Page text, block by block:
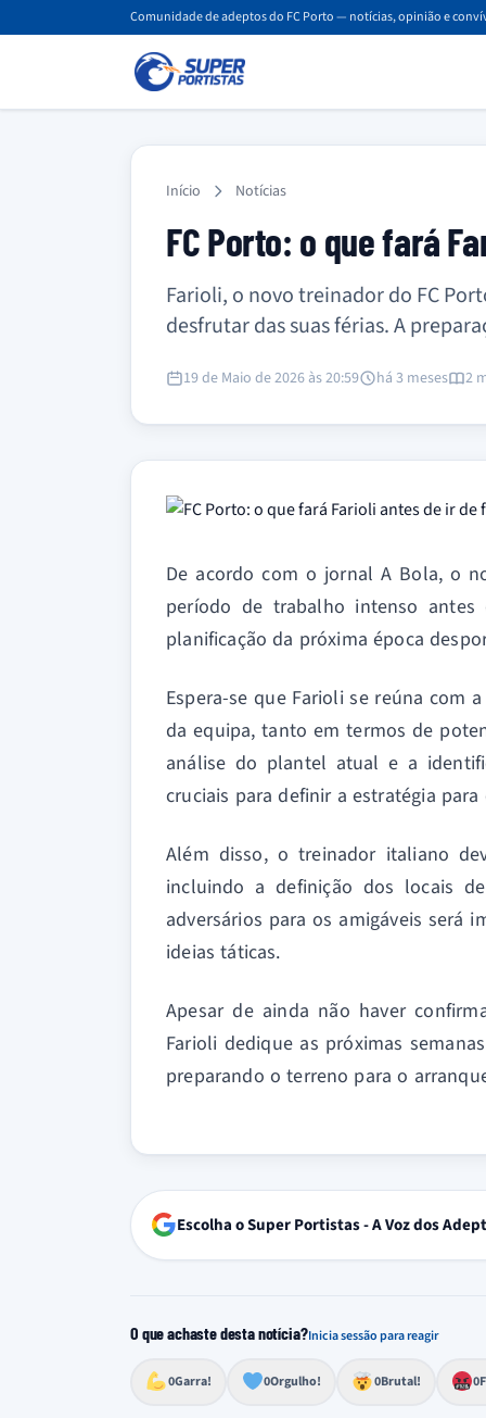
Comunidade de adeptos do FC Porto — notícias, opinião e
Início Notícias
FC Porto: o que fará
Farioli, o novo treinador do FC
desfrutar das suas férias. A
19 de Maio de 2026 às 20:59 há 3 meses 2
De acordo com o jornal A Bola, o
período de trabalho intenso
planificação da próxima época
Espera-se que Farioli se reúna com
da equipa, tanto em termos de
análise do plantel atual e a
cruciais para definir a estratégia
Além disso, o treinador italiano
incluindo a definição dos locais
adversários para os amigáveis será
ideias táticas.
Apesar de ainda não haver
Farioli dedique as próximas
preparando o terreno para o
Escolha o Super Portistas - A Voz dos
O que achaste desta notícia?Inicia sessão para reagir
0Garra!
Esforço, determinação, aprovação forte
0Orgulho!
Lealdade, amor clubístico, sentimento profundo
0Brutal!
Impressionante, chocante, de grande impacto 0
Reação de desespero, raiva, frustração ou
Excelência, destaque, o melhor